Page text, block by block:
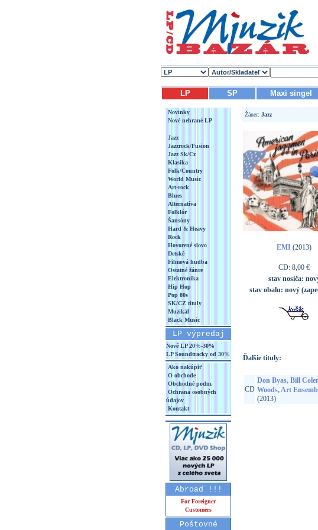
LP SP Maxi singel
Novinky
Nové nehrané LP
Jazz
Jazzrock/Fusion
Jazz Sk/Cz
Klasika
Folk/Country
World Music
Art-rock
Blues
Alternatíva
Folklór
Šansóny
Hard & Heavy
Rock
Hovorené slovo
Detské
Filmová hudba
Ostatné žánre
Elektronika
Hip Hop
Pop 80s
SK/CZ tituly
Muzikál
Black Music
LP výpredaj
Nové LP 20%-30%
LP Soundtracky od 30%
Ako nakúpiť
O obchode
Obchodné podm.
Ochrana osobných
údajov
Kontakt
Abroad !!!
For Foreigner
Customers
Poštovné
Žáner: Jazz
EMI (2013)
CD: 8,00 €
stav nosiča:
stav obalu: nový
Ďalšie tituly:
CD
Don Byas, Bill
Woods, Art
(2013)